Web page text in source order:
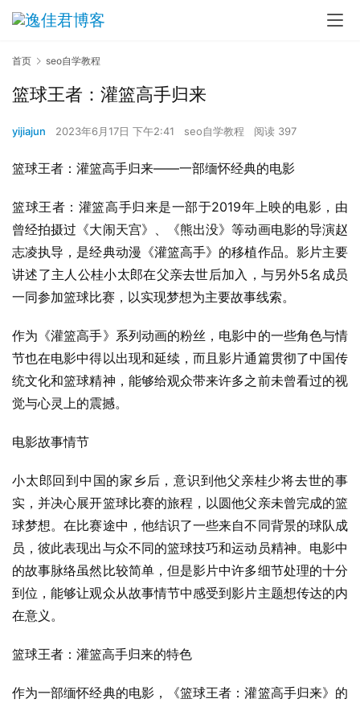
首页 seo自学教程
篮球王者：灌篮高手归来
yijiajun 2023年6月17日 下午2:41 seo自学教程 阅读 397
篮球王者：灌篮高手归来——一部缅怀经典的电影
篮球王者：灌篮高手归来是一部于2019年上映的电影，由
曾经拍摄过《大闹天宫》、《熊出没》等动画电影的导演赵
志凌执导，是经典动漫《灌篮高手》的移植作品。影片主要
讲述了主人公桂小太郎在父亲去世后加入，与另外5名成员
一同参加篮球比赛，以实现梦想为主要故事线索。
作为《灌篮高手》系列动画的粉丝，电影中的一些角色与情
节也在电影中得以出现和延续，而且影片通篇贯彻了中国传
统文化和篮球精神，能够给观众带来许多之前未曾看过的视
觉与心灵上的震撼。
电影故事情节
小太郎回到中国的家乡后，意识到他父亲桂少将去世的事
实，并决心展开篮球比赛的旅程，以圆他父亲未曾完成的篮
球梦想。在比赛途中，他结识了一些来自不同背景的球队成
员，彼此表现出与众不同的篮球技巧和运动员精神。电影中
的故事脉络虽然比较简单，但是影片中许多细节处理的十分
到位，能够让观众从故事情节中感受到影片主题想传达的内
在意义。
篮球王者：灌篮高手归来的特色
作为一部缅怀经典的电影，《篮球王者：灌篮高手归来》的